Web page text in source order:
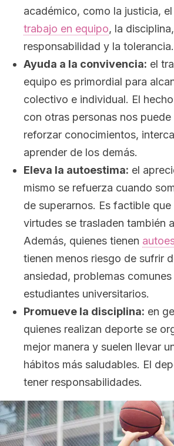
académico, como la justicia,
trabajo en equipo, la
responsabilidad y la tolerancia.
Ayuda a la convivencia: el
equipo es primordial para
colectivo e individual. El
con otras personas nos puede
reforzar conocimientos,
aprender de los demás.
Eleva la autoestima: el
mismo se refuerza cuando
de superarnos. Es factible que
virtudes se trasladen también
Además, quienes tienen
tienen menos riesgo de sufrir
ansiedad, problemas
estudiantes universitarios.
Promueve la disciplina: en
quienes realizan deporte se
mejor manera y suelen llevar
hábitos más saludables. El
tener responsabilidades.